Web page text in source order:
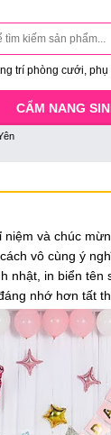
trí phòng cưới,
CẨM NANG
và chúc
vô cùng ý
nhật, in biển
nhớ hơn tất